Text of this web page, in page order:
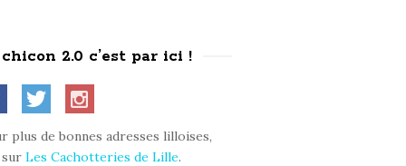
2.0 c’est par ici !
plus de bonnes adresses lilloises,
Les Cachotteries de Lille.